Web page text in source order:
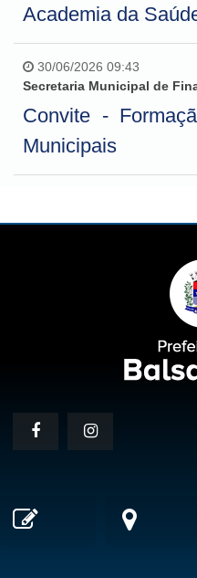
Academia da
30/06/2026 09:43
Secretaria Municipal de
Convite -
Municipais